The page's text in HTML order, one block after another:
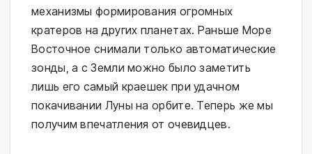
механизмы формирования огромных
кратеров на других планетах. Раньше Море
Восточное снимали только автоматические
зонды, а с Земли можно было заметить
лишь его самый краешек при удачном
покачивании Луны на орбите. Теперь же мы
получим впечатления от очевидцев.